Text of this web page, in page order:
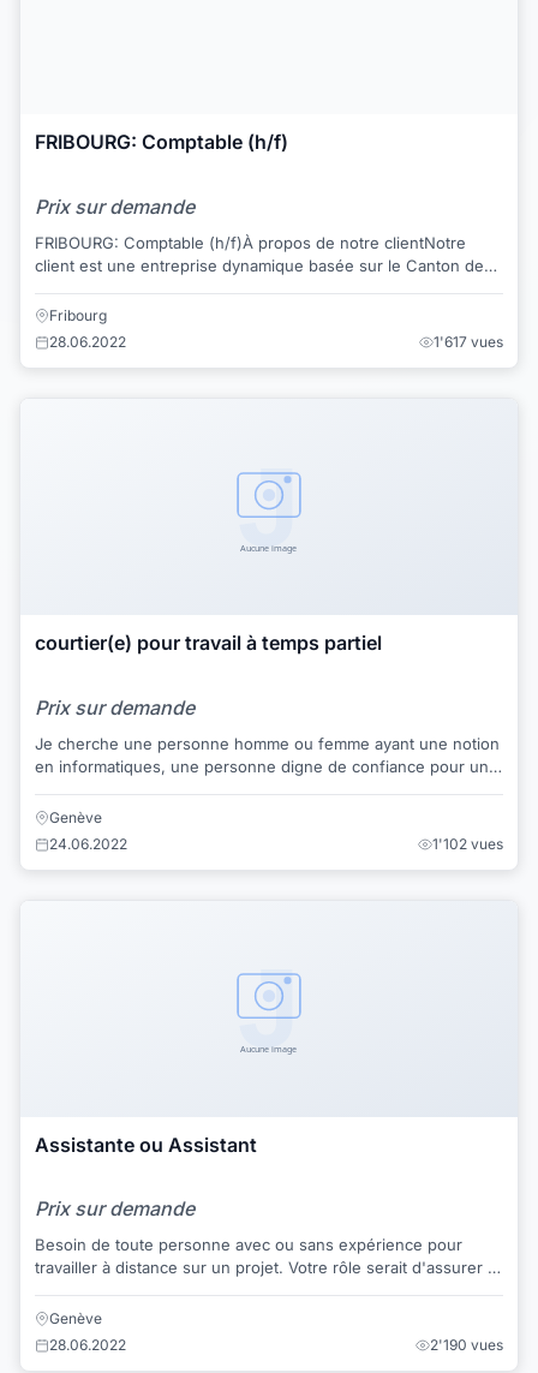
FRIBOURG: Comptable (h/f)
Prix sur demande
FRIBOURG: Comptable (h/f)À propos de notre clientNotre
client est une entreprise dynamique basée sur le Canton de
Fribourg
28.06.2022
1'617 vues
courtier(e) pour travail à temps partiel
Prix sur demande
Je cherche une personne homme ou femme ayant une notion
en informatiques, une personne digne de confiance pour un
Genève
24.06.2022
1'102 vues
Assistante ou Assistant
Prix sur demande
Besoin de toute personne avec ou sans expérience pour
travailler à distance sur un projet. Votre rôle serait d'assurer la
paie des ouvriers par notre ...
Genève
28.06.2022
2'190 vues